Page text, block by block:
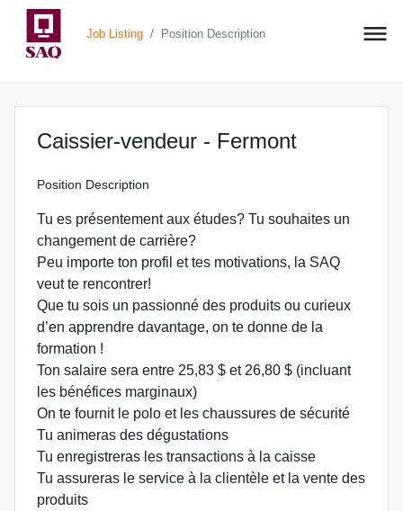
Job Listing / Position Description
Caissier-vendeur - Fermontat
Position Description
Tu es présentement aux études? Tu souhaites un
changement de carrière?
Peu importe ton profil et tes motivations, la SAQ
veut te rencontrer!
Que tu sois un passionné des produits ou curieux
d’en apprendre davantage, on te donne de la
formation !
Ton salaire sera entre 25,83 $ et 26,80 $ (incluant
les bénéfices marginaux)
On te fournit le polo et les chaussures de sécurité
Tu animeras des dégustations
Tu enregistreras les transactions à la caisse
Tu assureras le service à la clientèle et la vente des
produits